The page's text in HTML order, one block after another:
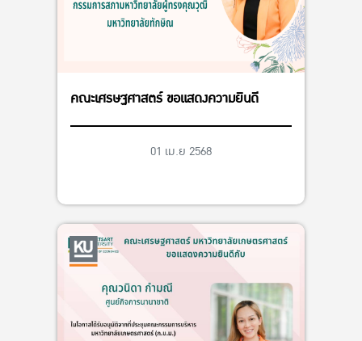
คณะเศรษฐศาสตร์ ขอแสดงความยินดี
01 เม.ย 2568